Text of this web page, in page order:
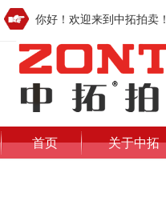
你好！欢迎来到中拓拍卖！
首页 关于中拓